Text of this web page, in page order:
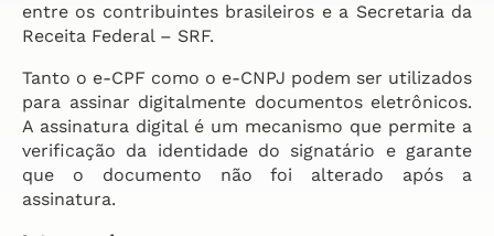
entre os contribuintes brasileiros e a Secretaria da
Receita Federal – SRF.
Tanto o e-CPF como o e-CNPJ podem ser utilizados
para assinar digitalmente documentos eletrônicos.
A assinatura digital é um mecanismo que permite a
verificação da identidade do signatário e garante
que o documento não foi alterado após a
assinatura.